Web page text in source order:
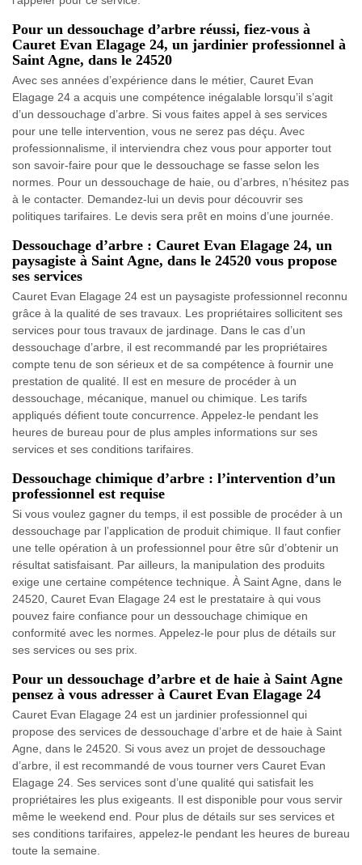
Pour un dessouchage d’arbre réussi, fiez-vous à
Cauret Evan Elagage 24, un jardinier professionnel à
Saint Agne, dans le 24520
Avec ses années d’expérience dans le métier, Cauret Evan
Elagage 24 a acquis une compétence inégalable lorsqu’il s’agit
d’un dessouchage d’arbre. Si vous faites appel à ses services
pour une telle intervention, vous ne serez pas déçu. Avec
professionnalisme, il interviendra chez vous pour apporter tout
son savoir-faire pour que le dessouchage se fasse selon les
normes. Pour un dessouchage de haie, ou d’arbres, n’hésitez pas
à le contacter. Demandez-lui un devis pour découvrir ses
politiques tarifaires. Le devis sera prêt en moins d’une journée.
Dessouchage d’arbre : Cauret Evan Elagage 24, un
paysagiste à Saint Agne, dans le 24520 vous propose
ses services
Cauret Evan Elagage 24 est un paysagiste professionnel reconnu
grâce à la qualité de ses travaux. Les propriétaires sollicitent ses
services pour tous travaux de jardinage. Dans le cas d’un
dessouchage d’arbre, il est recommandé par les propriétaires
compte tenu de son sérieux et de sa compétence à fournir une
prestation de qualité. Il est en mesure de procéder à un
dessouchage, mécanique, manuel ou chimique. Les tarifs
appliqués défient toute concurrence. Appelez-le pendant les
heures de bureau pour de plus amples informations sur ses
services et ses conditions tarifaires.
Dessouchage chimique d’arbre : l’intervention d’un
professionnel est requise
Si vous voulez gagner du temps, il est possible de procéder à un
dessouchage par l’application de produit chimique. Il faut confier
une telle opération à un professionnel pour être sûr d’obtenir un
résultat satisfaisant. Par ailleurs, la manipulation des produits
exige une certaine compétence technique. À Saint Agne, dans le
24520, Cauret Evan Elagage 24 est le prestataire à qui vous
pouvez faire confiance pour un dessouchage chimique en
conformité avec les normes. Appelez-le pour plus de détails sur
ses services ou ses prix.
Pour un dessouchage d’arbre et de haie à Saint Agne
pensez à vous adresser à Cauret Evan Elagage 24
Cauret Evan Elagage 24 est un jardinier professionnel qui
propose des services de dessouchage d’arbre et de haie à Saint
Agne, dans le 24520. Si vous avez un projet de dessouchage
d’arbre, il est recommandé de vous tourner vers Cauret Evan
Elagage 24. Ses services sont d’une qualité qui satisfait les
propriétaires les plus exigeants. Il est disponible pour vous servir
même le weekend end. Pour plus de détails sur ses services et
ses conditions tarifaires, appelez-le pendant les heures de bureau
toute la semaine.